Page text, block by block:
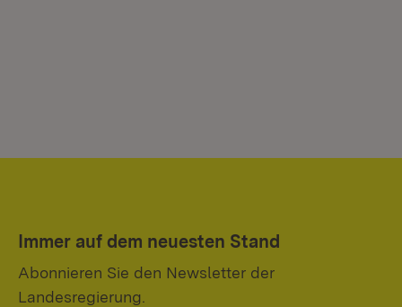
Immer auf dem neuesten Stand
Abonnieren Sie den Newsletter der
Landesregierung.